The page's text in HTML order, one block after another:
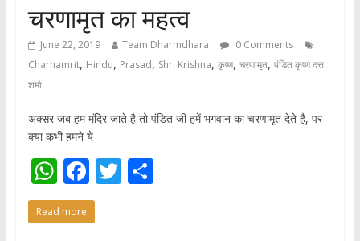
चरणामृत का महत्व
June 22, 2019 Team Dharmdhara
0 Comments
Charnamrit, Hindu, Prasad, Shri Krishna, कृष्ण, चरणामृत, पंडित कृष्ण दत्त
शर्मा
अक्सर जब हम मंदिर जाते है तो पंडित जी हमें भगवान का चरणामृत देते है, पर
क्या कभी हमने ये
W
h
at
F
ac
e
T S
Read more